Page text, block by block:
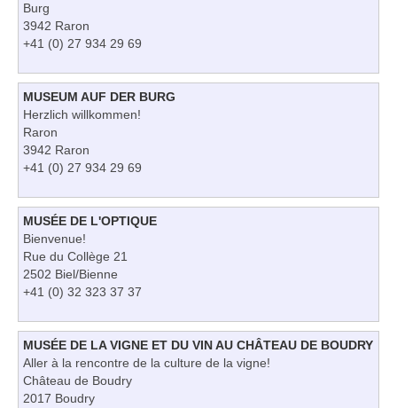
Burg
3942 Raron
+41 (0) 27 934 29 69
MUSEUM AUF DER BURG
Herzlich willkommen!
Raron
3942 Raron
+41 (0) 27 934 29 69
MUSÉE DE L'OPTIQUE
Bienvenue!
Rue du Collège 21
2502 Biel/Bienne
+41 (0) 32 323 37 37
MUSÉE DE LA VIGNE ET DU VIN AU CHÂTEAU DE BOUDRY
Aller à la rencontre de la culture de la vigne!
Château de Boudry
2017 Boudry